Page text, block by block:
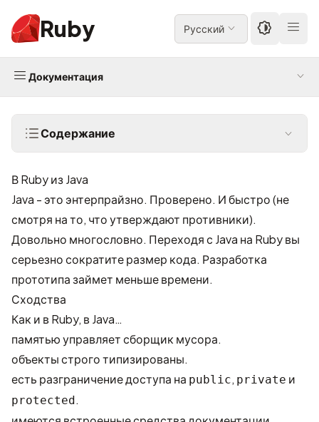
Ruby Русский
Документация
Содержание
В Ruby из Java
Java - это энтерпрайзно. Проверено. И быстро (не
смотря на то, что утверждают противники).
Довольно многословно. Переходя с Java на Ruby вы
серьезно сократите размер кода. Разработка
прототипа займет меньше времени.
Сходства
Как и в Ruby, в Java…
памятью управляет сборщик мусора.
объекты строго типизированы.
есть разграничение доступа на public, private и
protected.